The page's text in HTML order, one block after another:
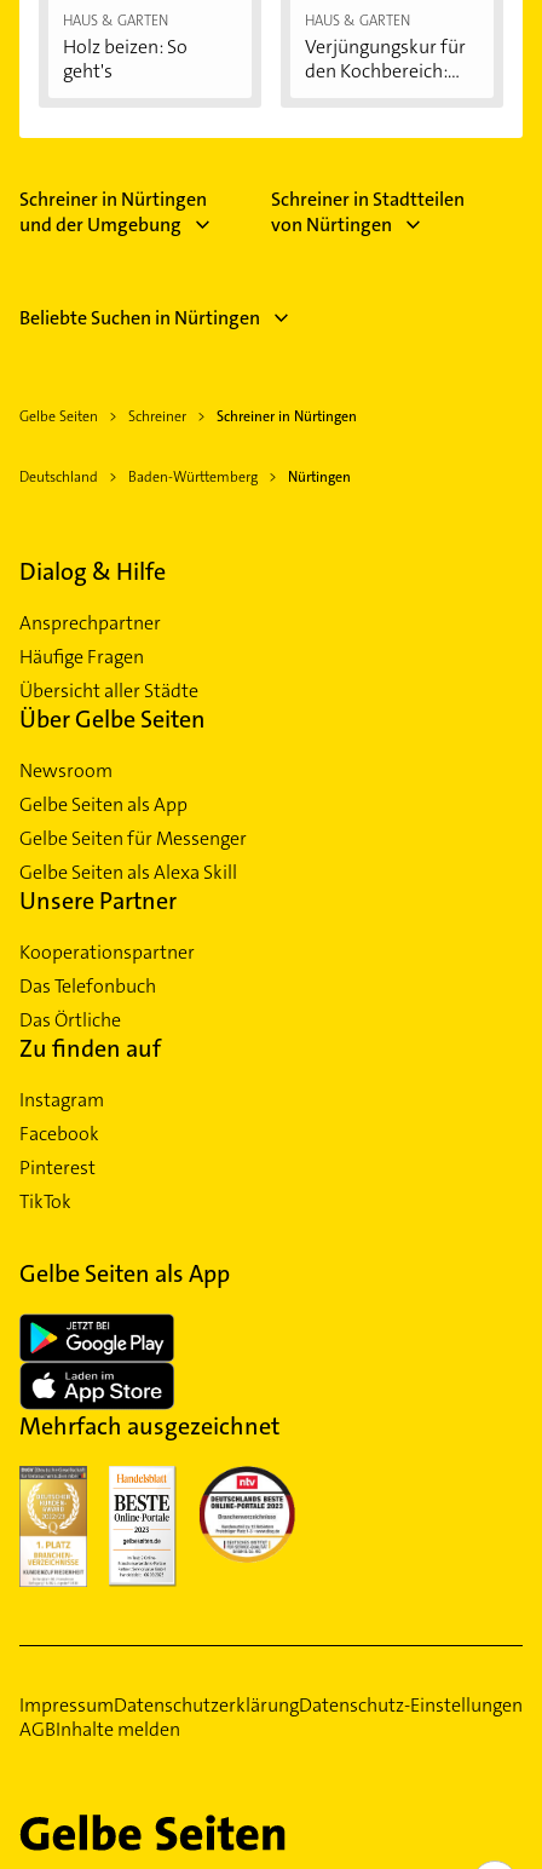
HAUS & GARTEN
Holz beizen: So
geht's
HAUS & GARTEN
Verjüngungskur für
den Kochbereich:...
Schreiner in Nürtingen
und der Umgebung
Schreiner in Stadtteilen
von Nürtingen
Beliebte Suchen in Nürtingen
Gelbe Seiten Schreiner Schreiner in Nürtingen
Deutschland Baden-Württemberg Nürtingen
Dialog & Hilfe
Ansprechpartner
Häufige Fragen
Übersicht aller Städte
Über Gelbe Seiten
Newsroom
Gelbe Seiten als App
Gelbe Seiten für Messenger
Gelbe Seiten als Alexa Skill
Unsere Partner
Kooperationspartner
Das Telefonbuch
Das Örtliche
Zu finden auf
Instagram
Facebook
Pinterest
TikTok
Gelbe Seiten als App
Mehrfach ausgezeichnet
ImpressumDatenschutzerklärungDatenschutz-Einstellungen
AGBInhalte melden